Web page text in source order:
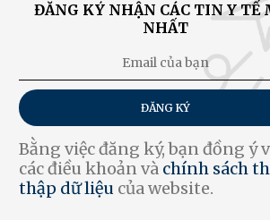
ĐĂNG KÝ NHẬN CÁC TIN Y TẾ
NHẤT
ĐĂNG KÝ
Bằng việc đăng ký, bạn đồng ý
các điều khoản và chính sách
thập dữ liệu của website.